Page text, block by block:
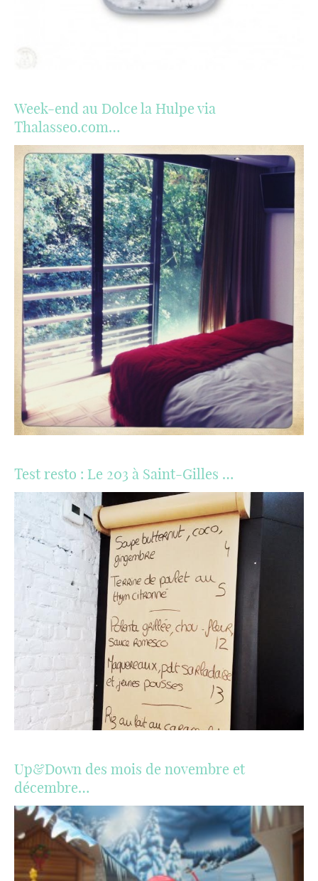
Week-end au Dolce la Hulpe via
Thalasseo.com…
Test resto : Le 203 à Saint-Gilles …
Up&Down des mois de novembre et
décembre…